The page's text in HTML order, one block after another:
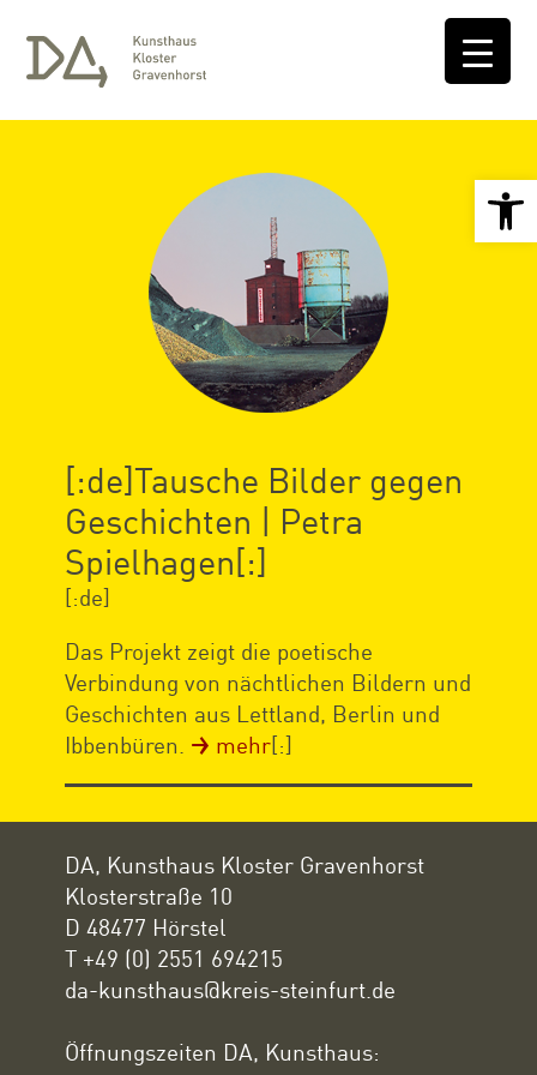
[:de]Tausche Bilder gegen
Geschichten | Petra
Spielhagen[:]
[:de]
Das Projekt zeigt die poetische
Verbindung von nächtlichen Bildern und
Geschichten aus Lettland, Berlin und
Ibbenbüren.
mehr[:]
DA, Kunsthaus Kloster Gravenhorst
Klosterstraße 10
D 48477 Hörstel
T +49 (0) 2551 694215
da-kunsthaus@kreis-steinfurt.de
Öffnungszeiten DA, Kunsthaus: